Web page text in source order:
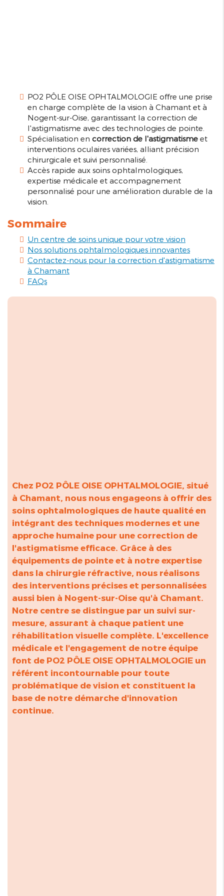
PO2 PÔLE OISE OPHTALMOLOGIE offre une prise
en charge complète de la vision à Chamant et à
Nogent-sur-Oise, garantissant la correction de
l'astigmatisme avec des technologies de pointe.
Spécialisation en correction de l'astigmatisme et
interventions oculaires variées, alliant précision
chirurgicale et suivi personnalisé.
Accès rapide aux soins ophtalmologiques,
expertise médicale et accompagnement
personnalisé pour une amélioration durable de la
vision.
Sommaire
Un centre de soins unique pour votre vision
Nos solutions ophtalmologiques innovantes
Contactez-nous pour la correction d'astigmatisme
à Chamant
FAQs
Chez PO2 PÔLE OISE OPHTALMOLOGIE, situé
à Chamant, nous nous engageons à offrir des
soins ophtalmologiques de haute qualité en
intégrant des techniques modernes et une
approche humaine pour une correction de
l'astigmatisme efficace. Grâce à des
équipements de pointe et à notre expertise
dans la chirurgie réfractive, nous réalisons
des interventions précises et personnalisées
aussi bien à Nogent-sur-Oise qu'à Chamant.
Notre centre se distingue par un suivi sur-
mesure, assurant à chaque patient une
réhabilitation visuelle complète. L'excellence
médicale et l'engagement de notre équipe
font de PO2 PÔLE OISE OPHTALMOLOGIE un
référent incontournable pour toute
problématique de vision et constituent la
base de notre démarche d'innovation
continue.